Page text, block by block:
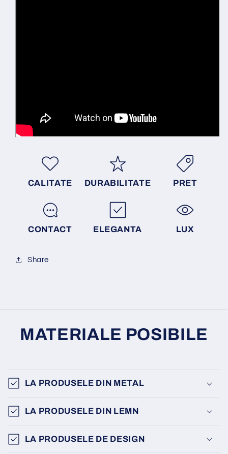
CALITATE DURABILITATE PRET
CONTACT ELEGANTA LUX
Share
MATERIALE POSIBILE
LA PRODUSELE DIN METAL
LA PRODUSELE DIN LEMN
LA PRODUSELE DE DESIGN